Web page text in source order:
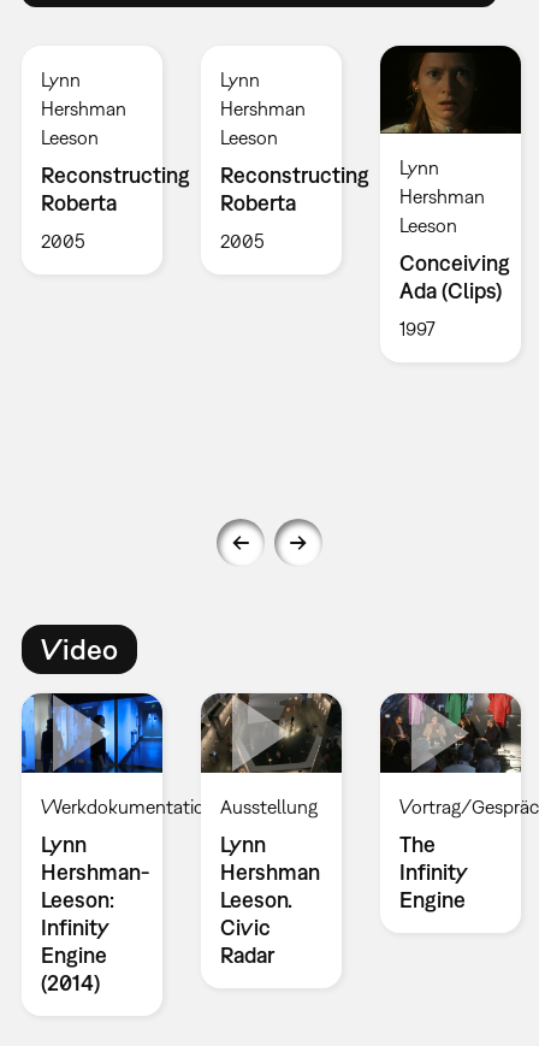
Lynn
Hershman
Leeson
Reconstructing
Roberta
2005
Lynn
Hershman
Leeson
Reconstructing
Roberta
2005
Lynn
Hershman
Leeson
Conceiving
Ada (Clips)
1997
Video
Werkdokumentation
Lynn
Hershman-
Leeson:
Infinity
Engine
(2014)
Ausstellung
Lynn
Hershman
Leeson.
Civic
Radar
Vortrag/
The
Infinity
Engine